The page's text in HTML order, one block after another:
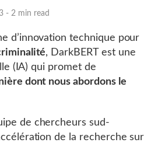
- 2 min read
d’innovation technique pour
, DarkBERT est une
(IA) qui promet de
dont nous abordons le
de chercheurs sud-
de la recherche sur